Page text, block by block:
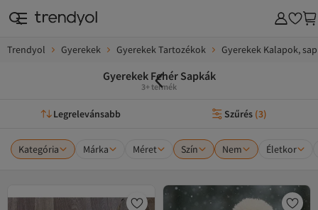
Trendyol Gyerekek Gyerekek Tartozékok Gyerekek Kalapok,
Gyerekek Fehér Sapkák
3+ termék
Legrelevánsabb Szűrés (3)
Kategória Márka Méret Szín Nem Életkor